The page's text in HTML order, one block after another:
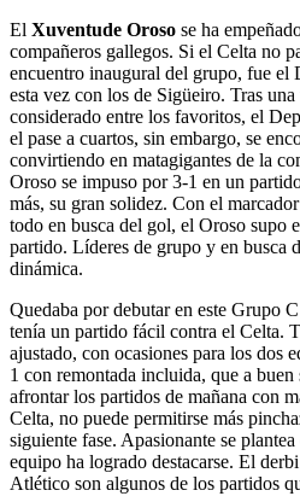
El Xuventude Oroso se ha
compañeros gallegos. Si el Celta no
encuentro inaugural del grupo, fue el
esta vez con los de Sigüeiro. Tras
considerado entre los favoritos, el
el pase a cuartos, sin embargo, se
convirtiendo en matagigantes de la
Oroso se impuso por 3-1 en un
más, su gran solidez. Con el
todo en busca del gol, el Oroso supo
partido. Líderes de grupo y en busca
dinámica.
Quedaba por debutar en este Grupo
tenía un partido fácil contra el Celta.
ajustado, con ocasiones para los dos
1 con remontada incluida, que a buen
afrontar los partidos de mañana con
Celta, no puede permitirse más
siguiente fase. Apasionante se
equipo ha logrado destacarse. El
Atlético son algunos de los partidos